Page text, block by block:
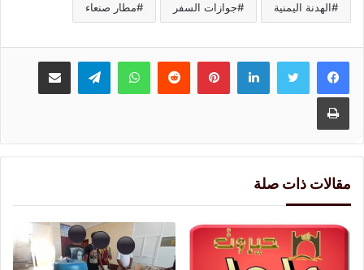
الهدنة اليمنية جوازات السفر مطار صنعاء
لينكدإنبينتيريست واتسابتيلقرام مشاركة عبر البريد
طباعة
مقالات ذات صلة